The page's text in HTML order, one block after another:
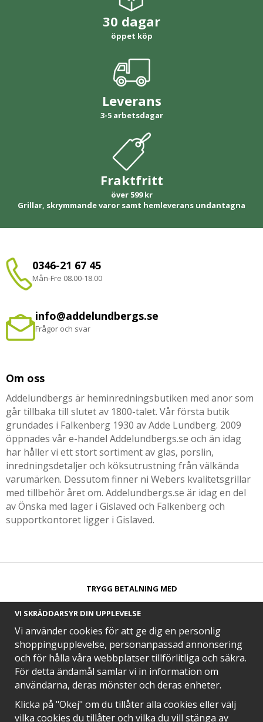
30 dagar
öppet köp
Leverans
3-5 arbetsdagar
Fraktfritt
över 599 kr
Grillar, skrymmande varor samt hemleverans undantagna
0346-21 67 45
Mån-Fre 08.00-18.00
info@addelundbergs.se
Frågor och svar
Om oss
Addelundbergs är heminredningsbutiken med anor som
går tillbaka till slutet av 1800-talet. Vår första butik
grundades i Falkenberg 1930 av Adde Lundberg. 2009
öppnades vår e-handel Addelundbergs.se och än idag
har håller vi ett stort sortiment av glas, porslin,
inredningsdetaljer och köksutrustning från välkända
varumärken. Dessutom finner ni Webers kvalitetsgrillar
med tillbehör året om. Addelundbergs.se är idag en del
av Önska med lager i Gislaved och Falkenberg och
supportkontoret ligger i Gislaved.
TRYGG BETALNING MED​
SNABB LEVERANS MED
VI SKRÄDDARSYR DIN UPPLEVELSE
Vi använder cookies för att ge dig en personlig
shoppingupplevelse, personanpassad annonsering
och för hålla våra webbplatser tillförlitliga och säkra.
För detta ändamål samlar vi in information om
användarna, deras mönster och deras enheter.
Klicka på "Okej" om du tillåter alla cookies eller välj
vilka cookies du tillåter och vilka du vill stänga av